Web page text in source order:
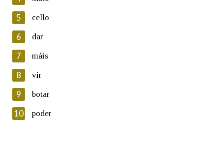
Lin e acepto as condicións da política de
Introduce o código que aparece na imaxe:
Texto de verificación
5 cello
6 dar
7 máis
8 vir
9 botar
10 poder